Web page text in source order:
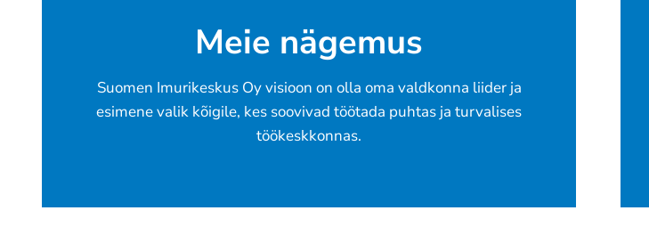
Meie nägemus
Suomen Imurikeskus Oy visioon on olla oma valdkonna liider ja
esimene valik kõigile, kes soovivad töötada puhtas ja turvalises
töökeskkonnas.